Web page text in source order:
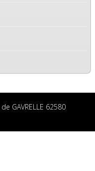
GAVRELLE 62580